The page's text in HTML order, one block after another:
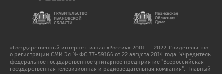
«Государственный интернет-канал «Россия» 2001 — 2022. Свидетельство
о регистрации СМИ Эл № ФС 77-59166 от 22 августа 2014 года. Учредитель
федеральное государственное унитарное предприятие "Всероссийская
государственная телевизионная и радиовещательная компания". Главный